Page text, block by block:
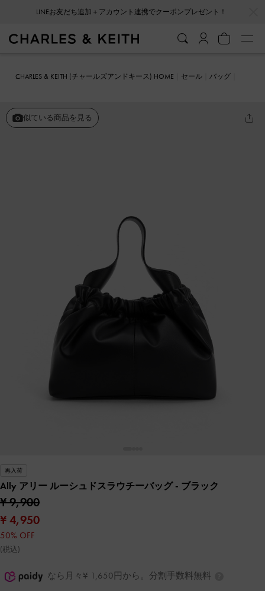
会員登録＋ニュースレター登録で10%OFFクーポンプレゼント！
CHARLES & KEITH (チャールズアンドキース) HOME セール
バッグ
似ている商品を見る
再入荷
Ally アリー ルーシュドスラウチーバッグ- ブラック
¥ 9,900
¥ 4,950
50% OFF
(税込)
なら月々¥ 1,650円から。分割手数料無料